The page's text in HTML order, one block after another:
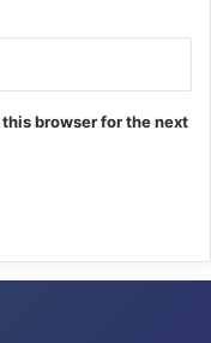
browser for the next